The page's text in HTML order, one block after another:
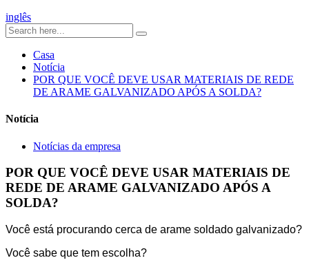
inglês
Casa
Notícia
POR QUE VOCÊ DEVE USAR MATERIAIS DE REDE
DE ARAME GALVANIZADO APÓS A SOLDA?
Notícia
Notícias da empresa
POR QUE VOCÊ DEVE USAR MATERIAIS DE
REDE DE ARAME GALVANIZADO APÓS A
SOLDA?
Você está procurando cerca de arame soldado galvanizado?
Você sabe que tem escolha?